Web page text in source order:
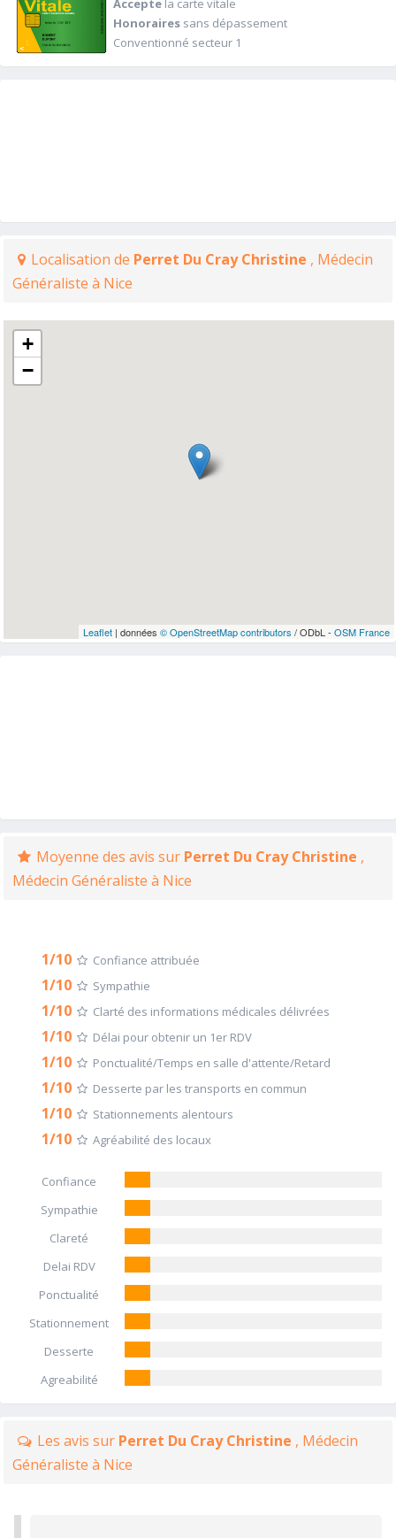
Acceptela carte vitale
Honorairessans dépassement
Conventionné secteur 1
Localisation de Perret Du Cray Christine , Médecin
Généraliste à Nice
+
−
Leaflet| données © OpenStreetMap contributors / ODbL - OSM France
Moyenne des avis sur Perret Du Cray Christine ,
Médecin Généraliste à Nice
1/10 Confiance attribuée
1/10 Sympathie
1/10 Clarté des informations médicales délivrées
1/10 Délai pour obtenir un 1er RDV
1/10 Ponctualité/Temps en salle d'attente/Retard
1/10 Desserte par les transports en commun
1/10 Stationnements alentours
1/10 Agréabilité des locaux
Confiance
Sympathie
Clareté
Delai RDV
Ponctualité
Stationnement
Desserte
Agreabilité
Les avis sur Perret Du Cray Christine , Médecin
Généraliste à Nice